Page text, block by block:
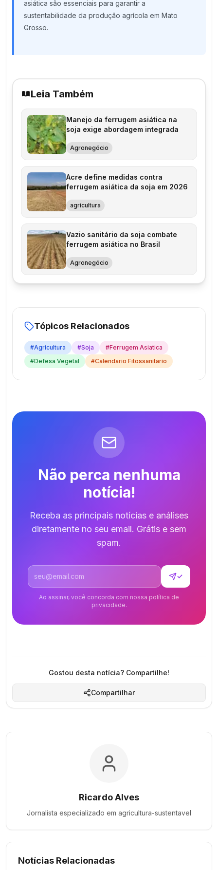
asiática são essenciais para garantir a
sustentabilidade da produção agrícola em Mato
Grosso.
Leia Também
Manejo da ferrugem asiática na
soja exige abordagem integrada
Agronegócio
Acre define medidas contra
ferrugem asiática da soja em 2026
agricultura
Vazio sanitário da soja combate
ferrugem asiática no Brasil
Agronegócio
Tópicos Relacionados
#Agricultura #Soja #Ferrugem Asiatica
#Defesa Vegetal #Calendario Fitossanitario
Não perca nenhuma
notícia!
Receba as principais notícias e análises
diretamente no seu email. Grátis e sem
spam.
Endereço de email
✓
Ao assinar, você concorda com nossa política de
privacidade.
Gostou desta notícia? Compartilhe!
Compartilhar
Ricardo Alves
Jornalista especializado em agricultura-sustentavel
Notícias Relacionadas